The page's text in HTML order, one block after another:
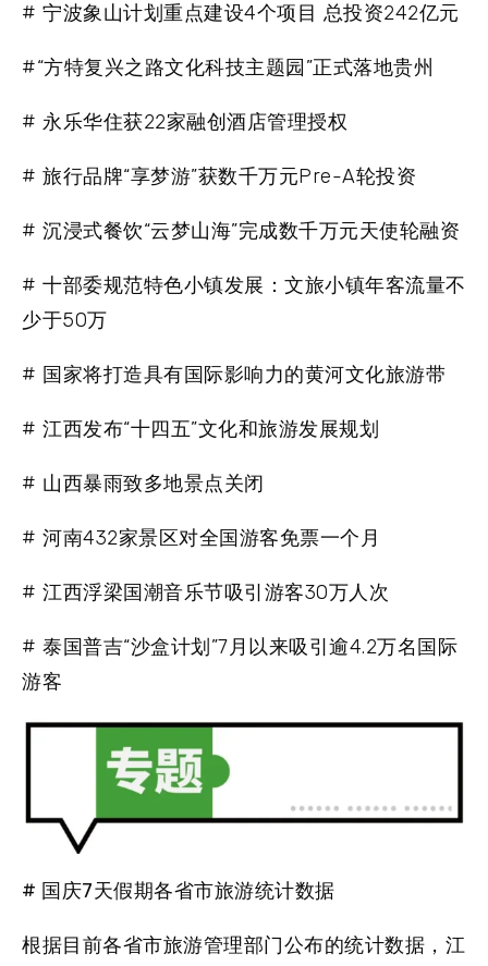
# 宁波象山计划重点建设4个项目 总投资242亿元
#“方特复兴之路文化科技主题园”正式落地贵州
# 永乐华住获22家融创酒店管理授权
# 旅行品牌“享梦游”获数千万元Pre-A轮投资
# 沉浸式餐饮“云梦山海”完成数千万元天使轮融资
# 十部委规范特色小镇发展：文旅小镇年客流量不
少于50万
# 国家将打造具有国际影响力的黄河文化旅游带
# 江西发布“十四五”文化和旅游发展规划
# 山西暴雨致多地景点关闭
# 河南432家景区对全国游客免票一个月
# 江西浮梁国潮音乐节吸引游客30万人次
# 泰国普吉“沙盒计划”7月以来吸引逾4.2万名国际
游客
# 国庆7天假期各省市旅游统计数据
根据目前各省市旅游管理部门公布的统计数据， 江